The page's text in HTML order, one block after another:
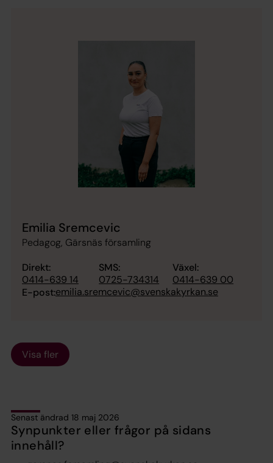
Emilia Sremcevic
Pedagog, Gärsnäs församling
Direkt:
0414-639 14
SMS:
0725-734314
Växel:
0414-639 00
E-post:emilia.sremcevic@svenskakyrkan.se
Visa fler
Senast ändrad 18 maj 2026
Synpunkter eller frågor på sidans
innehåll?